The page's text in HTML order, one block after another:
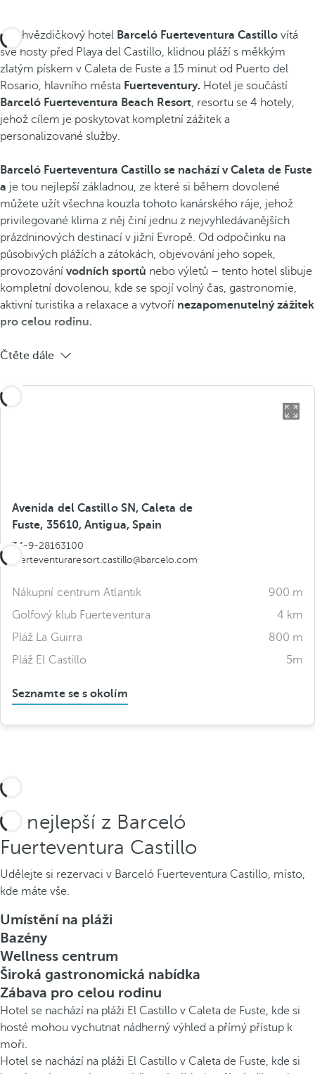
Čtyřhvězdičkový hotel Barceló Fuerteventura Castillo vítá
své hosty před Playa del Castillo, klidnou pláží s měkkým
zlatým pískem v Caleta de Fuste a 15 minut od Puerto del
Rosario, hlavního města Fuerteventury. Hotel je součástí
Barceló Fuerteventura Beach Resort , resortu se 4 hotely,
jehož cílem je poskytovat kompletní zážitek a
personalizované služby.
Barceló Fuerteventura Castillo se nachází v Caleta de Fuste
a je tou nejlepší základnou, ze které si během dovolené
můžete užít všechna kouzla tohoto kanárského ráje, jehož
privilegované klima z něj činí jednu z nejvyhledávanějších
prázdninových destinací v jižní Evropě. Od odpočinku na
působivých plážích a zátokách, objevování jeho sopek,
provozování vodních sportů nebo výletů – tento hotel slibuje
kompletní dovolenou, kde se spojí volný čas, gastronomie,
aktivní turistika a relaxace a vytvoří nezapomenutelný zážitek
pro celou rodinu.
Čtěte dále
Avenida del Castillo SN, Caleta de
Fuste, 35610, Antigua, Spain
34-9-28163100
fuerteventuraresort.castillo@barcelo.com
Nákupní centrum Atlantik
900 m
Golfový klub Fuerteventura
4 km
Pláž La Guirra
800 m
Pláž El Castillo
5m
Seznamte se s okolím
To nejlepší z Barceló
Fuerteventura Castillo
Udělejte si rezervaci v Barceló Fuerteventura Castillo, místo,
kde máte vše.
Umístění na pláži
Bazény
Wellness centrum
Široká gastronomická nabídka
Zábava pro celou rodinu
Hotel se nachází na pláži El Castillo v Caleta de Fuste, kde si
hosté mohou vychutnat nádherný výhled a přímý přístup k
moři.
Hotel se nachází na pláži El Castillo v Caleta de Fuste, kde si